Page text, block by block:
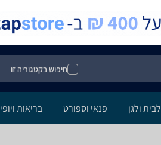
חיפוש בקטגוריה זו
לבית ולגן פנאי וספורט בריאות ויופי